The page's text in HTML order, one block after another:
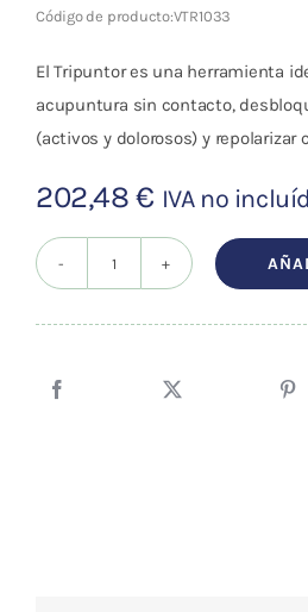
enseñanza
OFERTAS
Código de producto:VTR1033
El Tripuntor es una herramienta
acupuntura sin contacto,
(activos y dolorosos) y repolarizar
202,48€ IVA no
Tripuntor